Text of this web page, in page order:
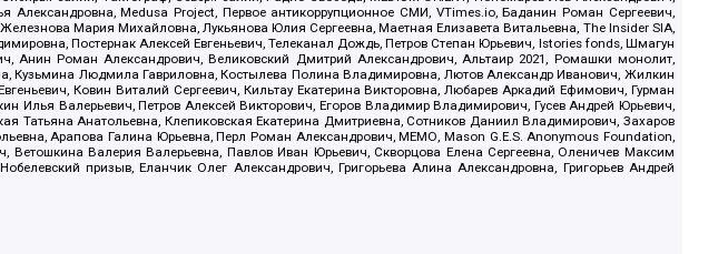
Medusa Project, Первое антикоррупционное СМИ, VTimes.io, Баданин Роман Сергеевич,
Мария Михайловна, Лукьянова Юлия Сергеевна, Маетная Елизавета Витальевна, The Insider SIA,
Постернак Алексей Евгеньевич, Телеканал Дождь, Петров Степан Юрьевич, Istories fonds, Шмагун
Роман Александрович, Великовский Дмитрий Александрович, Альтаир 2021, Ромашки монолит,
Кузьмина Людмила Гавриловна, Костылева Полина Владимировна, Лютов Александр Иванович, Жилкин
Ковин Виталий Сергеевич, Кильтау Екатерина Викторовна, Любарев Аркадий Ефимович, Гурман
Илья Валерьевич, Петров Алексей Викторович, Егоров Владимир Владимирович, Гусев Андрей Юрьевич,
Анатольевна, Клепиковская Екатерина Дмитриевна, Сотников Даниил Владимирович, Захаров
Арапова Галина Юрьевна, Перл Роман Александрович, МЕМО, Mason G.E.S. Anonymous Foundation,
Валерия Валерьевна, Павлов Иван Юрьевич, Скворцова Елена Сергеевна, Оленичев Максим
призыв, Еланчик Олег Александрович, Григорьева Алина Александровна, Григорьев Андрей